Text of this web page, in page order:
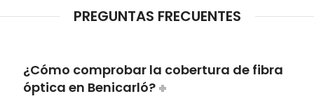
PREGUNTAS FRECUENTES
¿Cómo comprobar la cobertura de fibra
óptica en Benicarló?